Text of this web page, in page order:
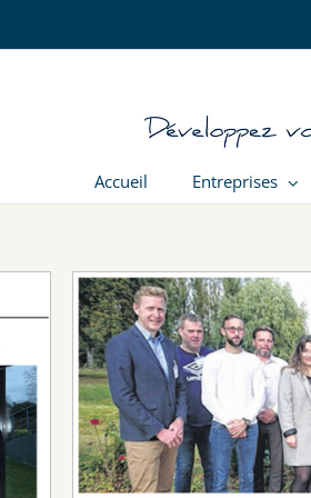
Accueil Entreprises